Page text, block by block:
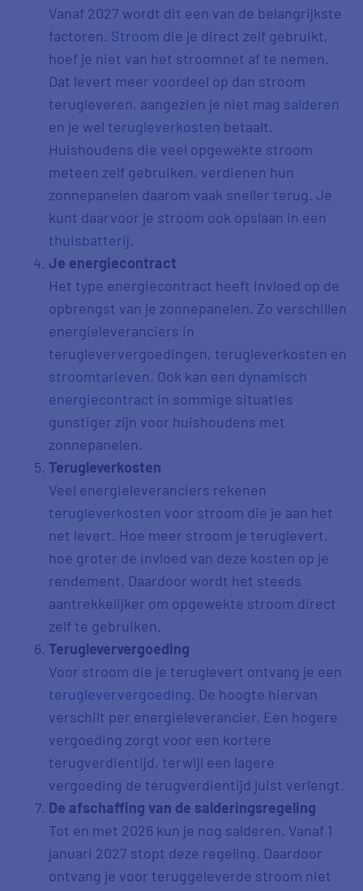
Vanaf 2027 wordt dit een van de belangrijkste
factoren. Stroom die je direct zelf gebruikt,
hoef je niet van het stroomnet af te nemen.
Dat levert meer voordeel op dan stroom
terugleveren, aangezien je niet mag salderen
en je wel terugleverkosten betaalt.
Huishoudens die veel opgewekte stroom
meteen zelf gebruiken, verdienen hun
zonnepanelen daarom vaak sneller terug. Je
kunt daarvoor je stroom ook opslaan in een
thuisbatterij.
Je energiecontract
Het type energiecontract heeft invloed op de
opbrengst van je zonnepanelen. Zo verschillen
energieleveranciers in
terugleververgoedingen, terugleverkosten en
stroomtarieven. Ook kan een dynamisch
energiecontract in sommige situaties
gunstiger zijn voor huishoudens met
zonnepanelen.
Terugleverkosten
Veel energieleveranciers rekenen
terugleverkosten voor stroom die je aan het
net levert. Hoe meer stroom je teruglevert,
hoe groter de invloed van deze kosten op je
rendement. Daardoor wordt het steeds
aantrekkelijker om opgewekte stroom direct
zelf te gebruiken.
Terugleververgoeding
Voor stroom die je teruglevert ontvang je een
terugleververgoeding. De hoogte hiervan
verschilt per energieleverancier. Een hogere
vergoeding zorgt voor een kortere
terugverdientijd, terwijl een lagere
vergoeding de terugverdientijd juist verlengt.
De afschaffing van de salderingsregeling
Tot en met 2026 kun je nog salderen. Vanaf 1
januari 2027 stopt deze regeling. Daardoor
ontvang je voor teruggeleverde stroom niet